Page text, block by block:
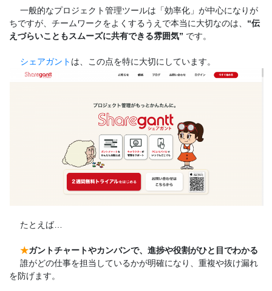
一般的なプロジェクト管理ツールは「効率化」が中心になりが
ちですが、チームワークをよくするうえで本当に大切なのは、 “伝
えづらいこともスムーズに共有できる雰囲気” です。
シェアガント は、この点を特に大切にしています。
たとえば…
★ガントチャートやカンバンで、進捗や役割がひと目でわかる
誰がどの仕事を担当しているかが明確になり、重複や抜け漏れ
を防げます。